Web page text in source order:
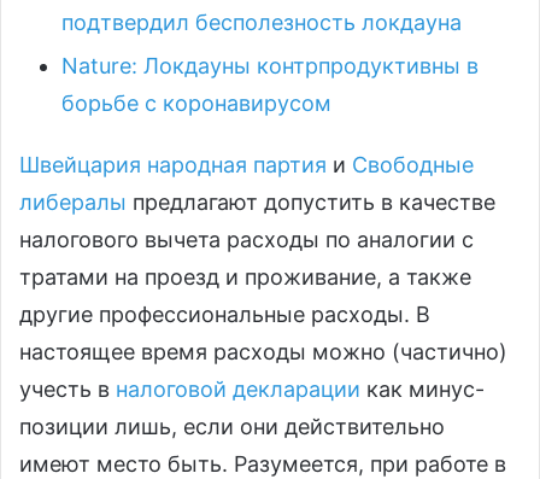
подтвердил бесполезность локдауна
Nature: Локдауны контрпродуктивны в
борьбе с коронавирусом
Швейцария народная партия и Свободные
либералы предлагают допустить в качестве
налогового вычета расходы по аналогии с
тратами на проезд и проживание, а также
другие профессиональные расходы. В
настоящее время расходы можно (частично)
учесть в налоговой декларации как минус-
позиции лишь, если они действительно
имеют место быть. Разумеется, при работе в